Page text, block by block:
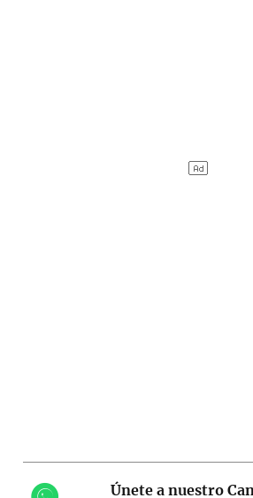
Únete a nuestro